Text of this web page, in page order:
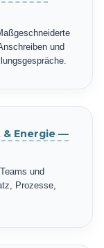
und
& Energie —
und
Prozesse,